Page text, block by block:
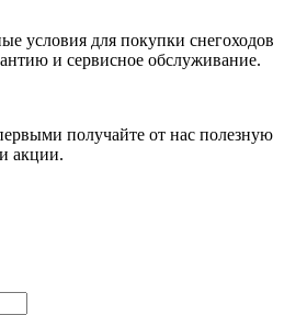
условия для покупки снегоходов
и сервисное обслуживание.
получайте от нас полезную
акции.